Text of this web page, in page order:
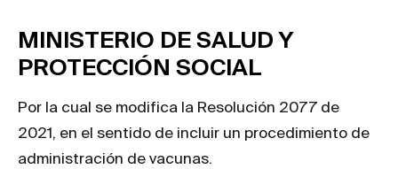
MINISTERIO DE SALUD Y
PROTECCIÓN SOCIAL
Por la cual se modifica la Resolución 2077 de
2021, en el sentido de incluir un procedimiento de
administración de vacunas.